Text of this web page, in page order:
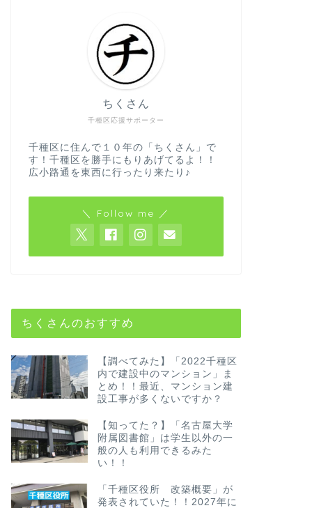
千種区応援サポーター
ちくさん
千種区に住んで１０年の「ちくさん」で
す！千種区を勝手にもりあげてるよ！！
広小路通を東西に行ったり来たり♪
＼ Follow me ／
ちくさんのおすすめ
【調べてみた】「2022千種区
内で建設中のマンション」ま
とめ！！最近、マンション建
設工事が多くないですか？
【知ってた？】「名古屋大学
附属図書館」は学生以外の一
般の人も利用できるみた
い！！
「千種区役所 改築概要」が
発表されていた！！2027年に